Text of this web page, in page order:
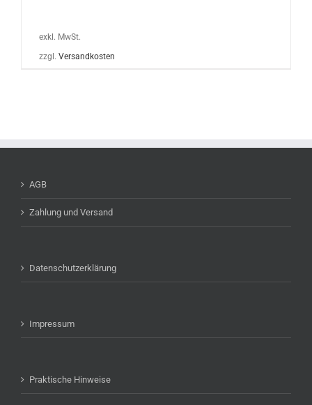
exkl. MwSt.
zzgl. Versandkosten
AGB
Zahlung und Versand
Datenschutzerklärung
Impressum
Praktische Hinweise